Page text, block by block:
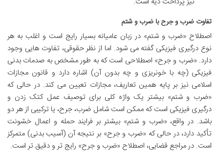
تفاوت ضرب و جرح با ضرب و شتم
اصطلاح «ضرب و شتم» در زبان عامیانه بسیار رایج است و اغلب به هر
نوع درگیری فیزیکی گفته می شود. اما از نظر حقوقی، تفاوت هایی وجود
دارد. «ضرب و جرح» اصطلاحی است که به طور مشخص به صدمات بدنی
فیزیکی (چه با خونریزی و چه بدون آن) اشاره دارد و قانون مجازات
اسلامی نیز بر پایه همین تعاریف، مجازات تعیین می کند. در حالی که
«ضرب و شتم» بیشتر یک واژه کلی برای توصیف عمل کتک زدن و
درگیری فیزیکی است که ممکن است شامل ضرب، جرح، یا ترکیبی از هر دو
باشد. در واقع، «ضرب و شتم» بیشتر بر فرایند حمله و اعمال خشونت
تأکید دارد، در حالی که «ضرب و جرح» بر نتیجه آن (آسیب بدنی) متمرکز
است. در مراجع قضایی، اصطلاح «ضرب و جرح» رایج تر و دقیق تر است.